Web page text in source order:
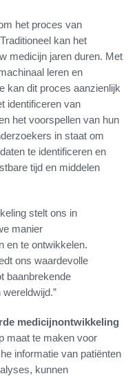
het proces van
kan het
medicijn jaren duren. Met
leren en
kan dit proces aanzienlijk
identificeren van
het voorspellen van hun
in staat om
te identificeren en
tijd en middelen
stelt ons in
manier
en te ontwikkelen.
ons waardevolle
baanbrekende
medicijnontwikkeling
maat te maken voor
informatie van patiënten
kunnen